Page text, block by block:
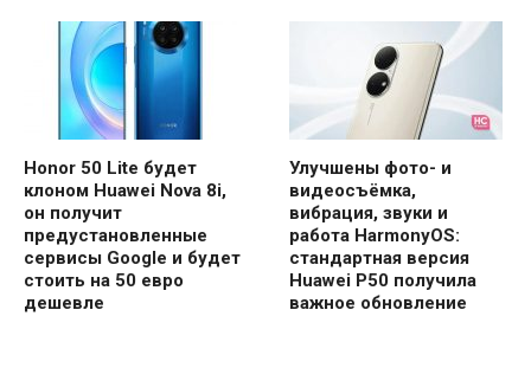
Honor 50 Lite будет
клоном Huawei Nova 8i,
он получит
предустановленные
сервисы Google и будет
стоить на 50 евро
дешевле
Улучшены фото- и
видеосъёмка,
вибрация, звуки и
работа HarmonyOS:
стандартная версия
Huawei P50 получила
важное обновление